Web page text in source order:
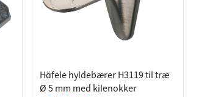
Häfele hyldebærer H3119 til træ
Ø 5 mm med kilenokker